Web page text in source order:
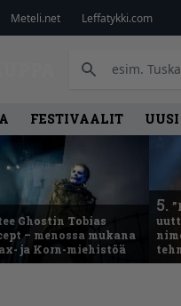
Meteli.net Leffatykki.com
FESTIVAALIT
Ghostin Tobias
– menossa mukana
ja Korn-miehistöä
5.